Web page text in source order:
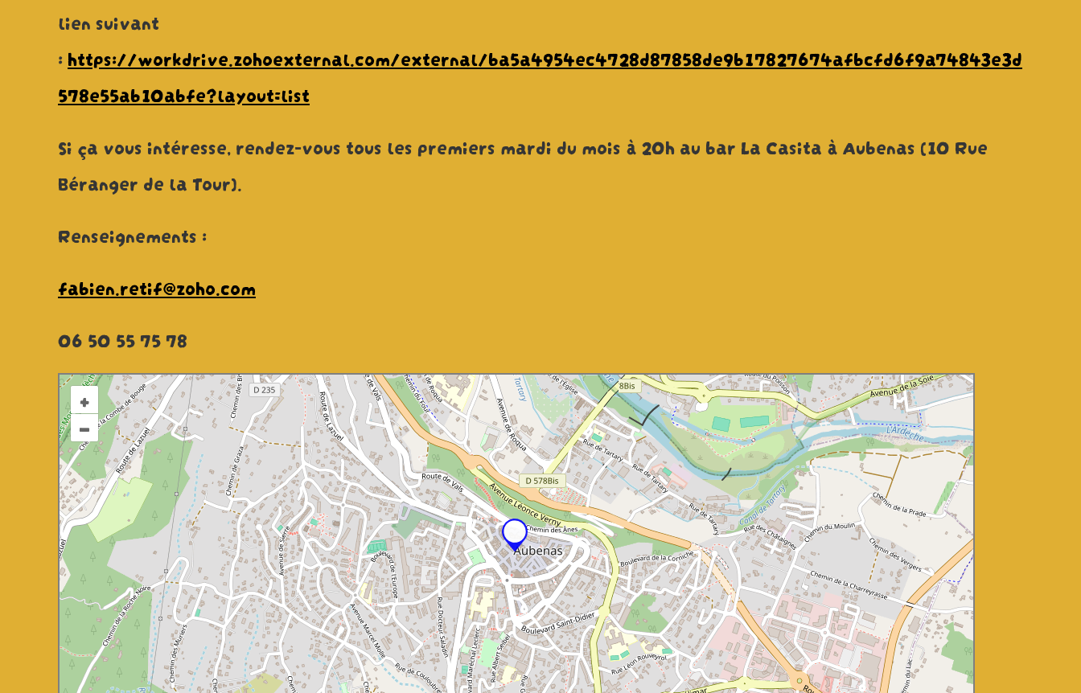
lien suivant
: https://workdrive.zohoexternal.com/external/ba5a4954ec4728d87858de9b17827674afbcfd6f9a74843e3d
578e55ab10abfe?layout=list
Si ça vous intéresse, rendez-vous tous les premiers mardi du mois à 20h au bar La Casita à Aubenas (10 Rue
Béranger de la Tour).
Renseignements :
fabien.retif@zoho.com
06 50 55 75 78
+
–